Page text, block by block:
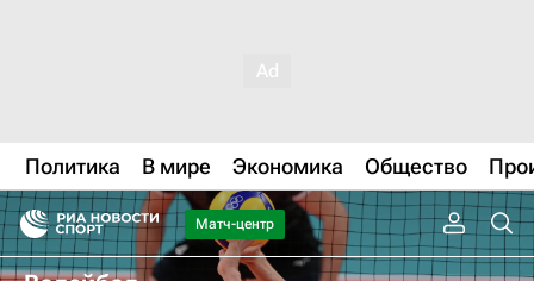
Политика В мире Экономика Общество
Матч-центр